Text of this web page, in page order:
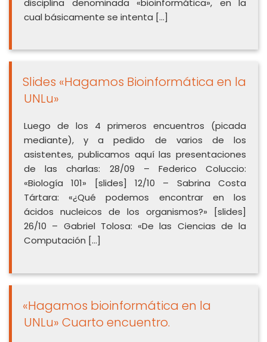
disciplina denominada «bioinformática», en la
cual básicamente se intenta […]
Slides «Hagamos Bioinformática en la
UNLu»
Luego de los 4 primeros encuentros (picada
mediante), y a pedido de varios de los
asistentes, publicamos aquí las presentaciones
de las charlas: 28/09 – Federico Coluccio:
«Biología 101» [slides] 12/10 – Sabrina Costa
Tártara: «¿Qué podemos encontrar en los
ácidos nucleicos de los organismos?» [slides]
26/10 – Gabriel Tolosa: «De las Ciencias de la
Computación […]
«Hagamos bioinformática en la
UNLu» Cuarto encuentro.